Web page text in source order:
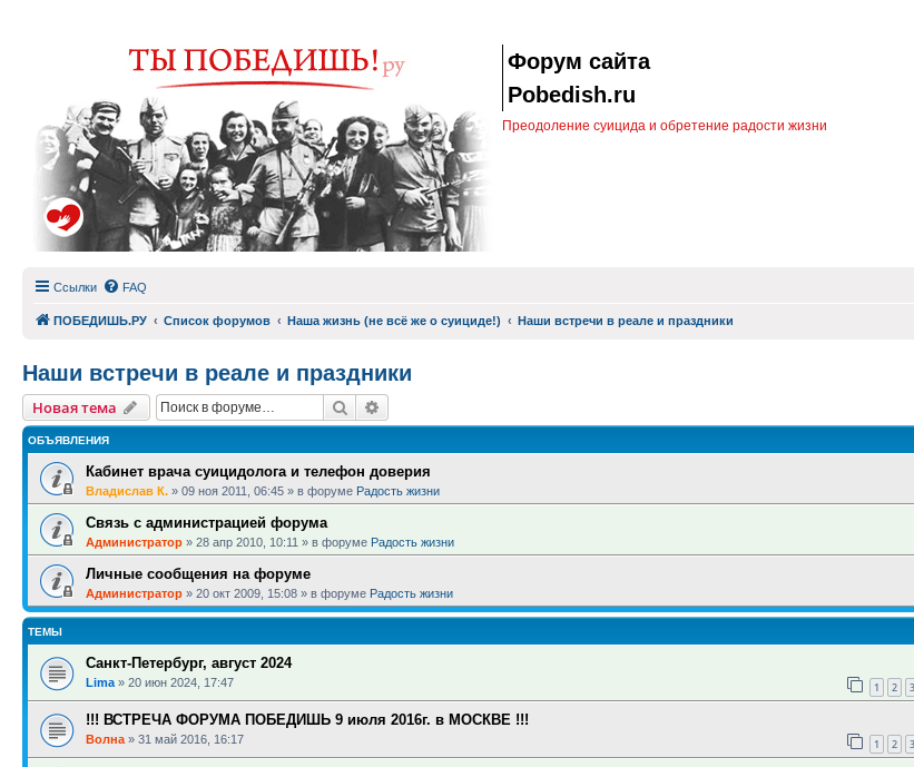
Форум сайта
Pobedish.ru
Преодоление суицида и обретение радости жизни
Ссылки FAQ
ПОБЕДИШЬ.РУ Список форумов Наша жизнь (не всё же о суициде!) Наши встречи в реале и праздники
Наши встречи в реале и праздники
Новая тема Поиск
ОБЪЯВЛЕНИЯ
Кабинет врача суицидолога и телефон доверия
Владислав К. » 09 ноя 2011, 06:45 » в форуме Радость жизни
Связь с администрацией форума
Администратор » 28 апр 2010, 10:11 » в форуме Радость жизни
Личные сообщения на форуме
Администратор » 20 окт 2009, 15:08 » в форуме Радость жизни
ТЕМЫ
Санкт-Петербург, август 2024
Lima » 20 июн 2024, 17:47 1 2 3
!!! ВСТРЕЧА ФОРУМА ПОБЕДИШЬ 9 июля 2016г. в МОСКВЕ !!!
Волна » 31 май 2016, 16:17 1 2 3